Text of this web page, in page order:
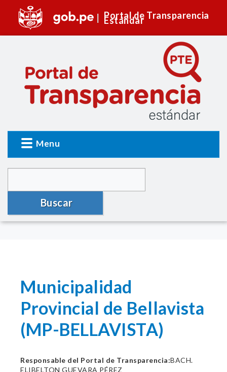
Portal de Transparencia
Estándar
Menu
Buscar
Municipalidad
Provincial de Bellavista
(MP-BELLAVISTA)
Responsable del Portal de Transparencia:BACH.
ELIBELTON GUEVARA PÉREZ